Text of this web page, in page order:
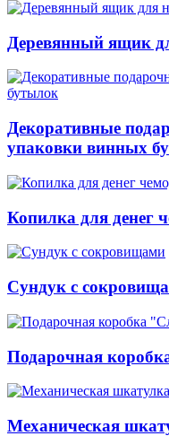
Деревянный ящик
Декоративные
упаковки винных
Копилка для денег
Сундук с
Подарочная
Механическая